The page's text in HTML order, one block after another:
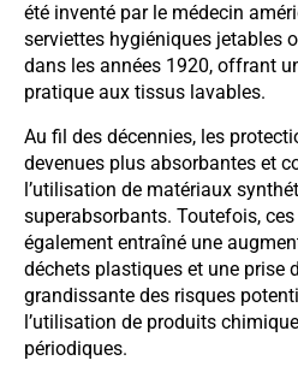
été inventé par le médecin
serviettes hygiéniques jetables
dans les années 1920, offrant
pratique aux tissus lavables.
Au fil des décennies, les
devenues plus absorbantes et
l’utilisation de matériaux
superabsorbants. Toutefois,
également entraîné une
déchets plastiques et une prise
grandissante des risques
l’utilisation de produits
périodiques.